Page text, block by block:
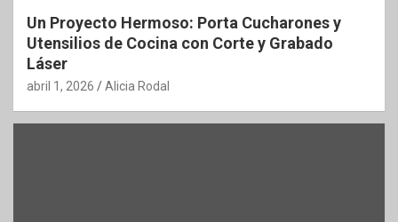
Un Proyecto Hermoso: Porta Cucharones y
Utensilios de Cocina con Corte y Grabado
Láser
abril 1, 2026 Alicia Rodal